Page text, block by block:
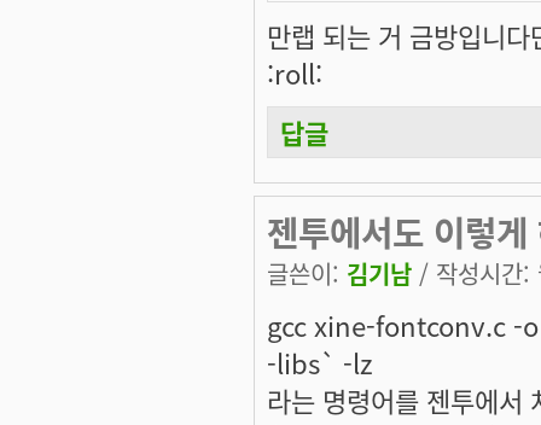
만랩 되는 거 금방입니
:roll:
답글
젠투에서도 이렇
글쓴이: 김기남 / 작성시간
gcc xine-fontconv.c
-libs` -lz
라는 명령어를 젠투에서